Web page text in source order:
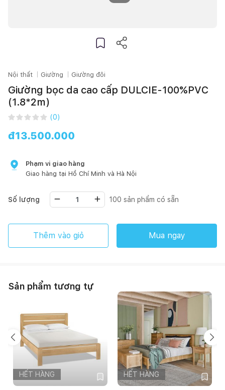
Nội thất Giường Giường đôi
Giường bọc da cao cấp DULCIE-100%PVC
(1.8*2m)
(0)
đ13.500.000
Phạm vi giao hàng
Giao hàng tại Hồ Chí Minh và Hà Nội
Số lượng 100 sản phẩm có sẵn
Thêm vào giỏ Mua ngay
Sản phẩm tương tự
HẾT HÀNG HẾT HÀNG